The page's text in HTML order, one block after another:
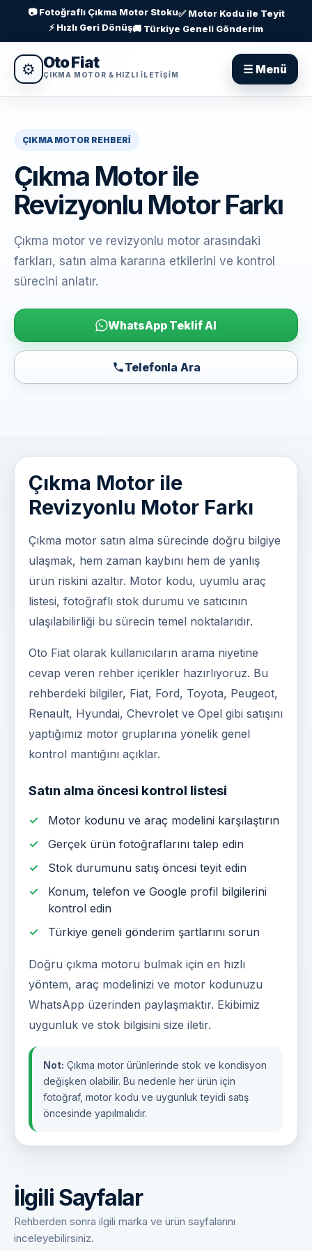
📷 Fotoğraflı Çıkma Motor Stoku✅ Motor Kodu ile Teyit
⚡ Hızlı Geri Dönüş🚚 Türkiye Geneli Gönderim
⚙ Oto Fiat
ÇIKMA MOTOR & HIZLI ILETIŞIM ☰ Menü
ÇIKMA MOTOR REHBERI
Çıkma Motor ile
Revizyonlu Motor Farkı
Çıkma motor ve revizyonlu motor arasındaki
farkları, satın alma kararına etkilerini ve kontrol
sürecini anlatır.
WhatsApp Teklif Al
Telefonla Ara
Çıkma Motor ile
Revizyonlu Motor Farkı
Çıkma motor satın alma sürecinde doğru bilgiye
ulaşmak, hem zaman kaybını hem de yanlış
ürün riskini azaltır. Motor kodu, uyumlu araç
listesi, fotoğraflı stok durumu ve satıcının
ulaşılabilirliği bu sürecin temel noktalarıdır.
Oto Fiat olarak kullanıcıların arama niyetine
cevap veren rehber içerikler hazırlıyoruz. Bu
rehberdeki bilgiler, Fiat, Ford, Toyota, Peugeot,
Renault, Hyundai, Chevrolet ve Opel gibi satışını
yaptığımız motor gruplarına yönelik genel
kontrol mantığını açıklar.
Satın alma öncesi kontrol listesi
Motor kodunu ve araç modelini karşılaştırın
Gerçek ürün fotoğraflarını talep edin
Stok durumunu satış öncesi teyit edin
Konum, telefon ve Google profil bilgilerini
kontrol edin
Türkiye geneli gönderim şartlarını sorun
Doğru çıkma motoru bulmak için en hızlı
yöntem, araç modelinizi ve motor kodunuzu
WhatsApp üzerinden paylaşmaktır. Ekibimiz
uygunluk ve stok bilgisini size iletir.
Not: Çıkma motor ürünlerinde stok ve kondisyon
değişken olabilir. Bu nedenle her ürün için
fotoğraf, motor kodu ve uygunluk teyidi satış
öncesinde yapılmalıdır.
İlgili Sayfalar
Rehberden sonra ilgili marka ve ürün sayfalarını
inceleyebilirsiniz.